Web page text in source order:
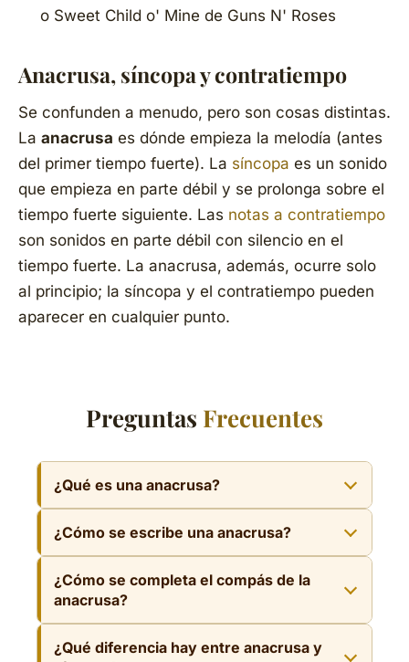
o Sweet Child o' Mine de Guns N' Roses
Anacrusa, síncopa y contratiempo
Se confunden a menudo, pero son cosas distintas.
La anacrusa es dónde empieza la melodía (antes
del primer tiempo fuerte). La síncopa es un sonido
que empieza en parte débil y se prolonga sobre el
tiempo fuerte siguiente. Las notas a contratiempo
son sonidos en parte débil con silencio en el
tiempo fuerte. La anacrusa, además, ocurre solo
al principio; la síncopa y el contratiempo pueden
aparecer en cualquier punto.
Preguntas Frecuentes
¿Qué es una anacrusa?
tiempo fuerte de una frase, en parte débil.
dan lugar al comienzo anacrúsico.
Muchísimas melodías, como el Cumpleaños
¿Cómo se escribe una anacrusa?
incompleto: solo se escriben las notas de la
anacrusa, no un compás entero. No es un
compás.
¿Cómo se completa el compás de la
anacrusa?
un compás completo. Si la anacrusa dura un
¿Qué diferencia hay entre anacrusa y